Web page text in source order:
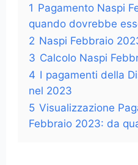
1 Pagamento Naspi
quando dovrebbe
2 Naspi Febbraio
3 Calcolo Naspi
4 I pagamenti della
nel 2023
5 Visualizzazione
Febbraio 2023: da